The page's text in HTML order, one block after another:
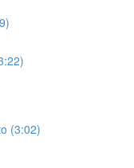
(3:02)